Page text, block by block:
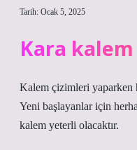
Tarih: Ocak 5, 2025
Kara
Kalem çizimleri yaparken
Yeni başlayanlar için
kalem yeterli olacaktır.